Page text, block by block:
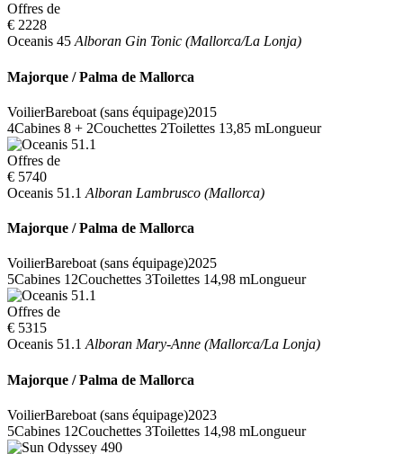
Offres de
€ 2228
Oceanis 45 Alboran Gin Tonic (Mallorca/La Lonja)
Majorque / Palma de Mallorca
VoilierBareboat (sans équipage)2015
4Cabines 8 + 2Couchettes 2Toilettes 13,85 mLongueur
Offres de
€ 5740
Oceanis 51.1 Alboran Lambrusco (Mallorca)
Majorque / Palma de Mallorca
VoilierBareboat (sans équipage)2025
5Cabines 12Couchettes 3Toilettes 14,98 mLongueur
Offres de
€ 5315
Oceanis 51.1 Alboran Mary-Anne (Mallorca/La Lonja)
Majorque / Palma de Mallorca
VoilierBareboat (sans équipage)2023
5Cabines 12Couchettes 3Toilettes 14,98 mLongueur